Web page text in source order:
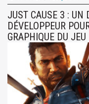
JUST CAUSE 3 : UN
DÉVELOPPEUR
GRAPHIQUE DU JEU